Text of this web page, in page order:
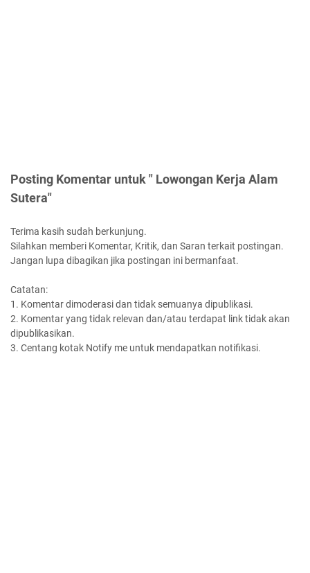
Posting Komentar untuk " Lowongan Kerja Alam
Sutera"
Terima kasih sudah berkunjung.
Silahkan memberi Komentar, Kritik, dan Saran terkait postingan.
Jangan lupa dibagikan jika postingan ini bermanfaat.
Catatan:
1. Komentar dimoderasi dan tidak semuanya dipublikasi.
2. Komentar yang tidak relevan dan/atau terdapat link tidak akan
dipublikasikan.
3. Centang kotak Notify me untuk mendapatkan notifikasi.